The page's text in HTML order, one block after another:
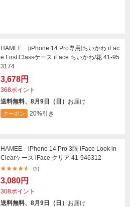
HAMEE [iPhone 14 Pro専用]ちいかわ iFac
e First Classケース iFace ちいかわ/花 41-95
3174
3,678円
368ポイント
送料無料、8月9日（日） お届け
クーポン 20%引き
HAMEE iPhone 14 Pro 3眼 iFace Look in
Clearケース iFace クリア 41-946312
(5)
3,080円
308ポイント
送料無料、8月9日（日） お届け